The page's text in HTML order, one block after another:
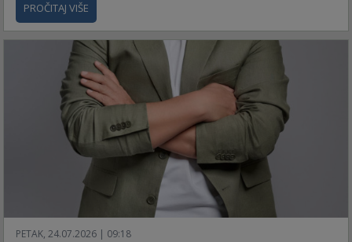
PROČITAJ VIŠE
PETAK, 24.07.2026 | 09:18